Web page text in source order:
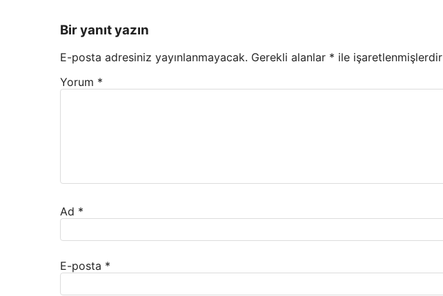
Bir yanıt yazın
E-posta adresiniz yayınlanmayacak. Gerekli alanlar * ile işaretlenmişlerdir
Yorum *
Ad *
E-posta *